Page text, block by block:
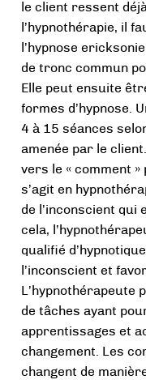
le client ressent
l’hypnothérapie, il
l’hypnose
de tronc commun
Elle peut ensuite
formes d’hypnose.
4 à 15 séances
amenée par le
vers le « comment »
s’agit en
de l’inconscient qui
cela,
qualifié
l’inconscient et
de tâches ayant
apprentissages et
changement. Les
changent de